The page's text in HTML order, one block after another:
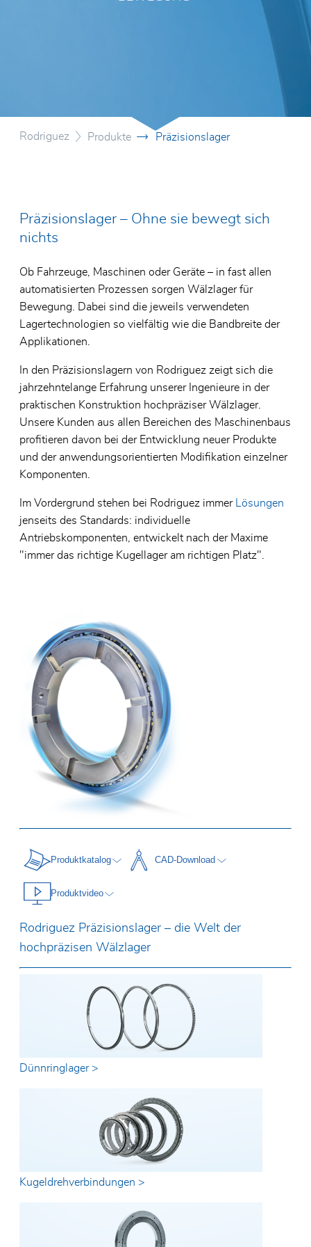
Axial-
Lager
Lager
CNC-
Rodriguez Produkte Präzisionslager
Präzisionslager – Ohne sie bewegt sich
nichts
Ob Fahrzeuge, Maschinen oder Geräte – in fast allen
automatisierten Prozessen sorgen Wälzlager für
Bewegung. Dabei sind die jeweils verwendeten
Lagertechnologien so vielfältig wie die Bandbreite der
Applikationen.
In den Präzisionslagern von Rodriguez zeigt sich die
jahrzehntelange Erfahrung unserer Ingenieure in der
praktischen Konstruktion hochpräziser Wälzlager.
Unsere Kunden aus allen Bereichen des Maschinenbaus
profitieren davon bei der Entwicklung neuer Produkte
und der anwendungsorientierten Modifikation einzelner
Komponenten.
Im Vordergrund stehen bei Rodriguez immer
Lösungen
jenseits des Standards: individuelle
Antriebskomponenten, entwickelt nach der Maxime
"immer das richtige Kugellager am richtigen Platz".
Produktkatalog CAD-Download
Produktvideo
Rodriguez Präzisionslager – die Welt der
hochpräzisen Wälzlager
Dünnringlager >
Kugeldrehverbindungen >